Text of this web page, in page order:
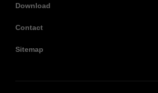
Download
Contact
Sitemap